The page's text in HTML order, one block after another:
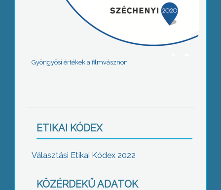
Gyöngyösi értékek a filmvásznon
ETIKAI KÓDEX
Választási Etikai Kódex 2022
KÖZÉRDEKŰ ADATOK